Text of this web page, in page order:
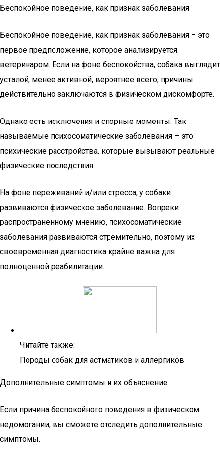
Беспокойное поведение, как признак заболевания
Беспокойное поведение, как признак заболевания – это
первое предположение, которое анализируется
ветеринаром. Если на фоне беспокойства, собака выглядит
усталой, менее активной, вероятнее всего, причины
действительно заключаются в физическом дискомфорте.
Однако есть исключения и спорные моменты. Так
называемые психосоматические заболевания – это
психические расстройства, которые вызывают реальные
физические последствия.
На фоне переживаний и/или стресса, у собаки
развиваются физическое заболевание. Вопреки
распространенному мнению, психосоматические
заболевания развиваются стремительно, поэтому их
своевременная диагностика крайне важна для
полноценной реабилитации.
Читайте также:
Породы собак для астматиков и аллергиков
Дополнительные симптомы и их объяснение
Если причина беспокойного поведения в физическом
недомогании, вы сможете отследить дополнительные
симптомы.